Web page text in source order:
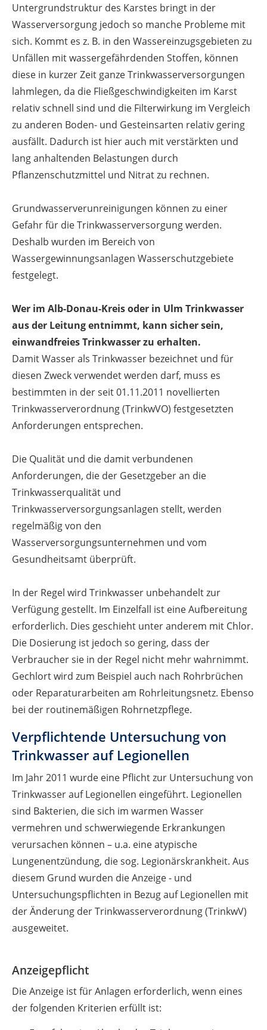
Untergrundstruktur des Karstes bringt in der
Wasserversorgung jedoch so manche Probleme mit
sich. Kommt es z. B. in den Wassereinzugsgebieten zu
Unfällen mit wassergefährdenden Stoffen, können
diese in kurzer Zeit ganze Trinkwasserversorgungen
lahmlegen, da die Fließgeschwindigkeiten im Karst
relativ schnell sind und die Filterwirkung im Vergleich
zu anderen Boden- und Gesteinsarten relativ gering
ausfällt. Dadurch ist hier auch mit verstärkten und
lang anhaltenden Belastungen durch
Pflanzenschutzmittel und Nitrat zu rechnen.
Grundwasserverunreinigungen können zu einer
Gefahr für die Trinkwasserversorgung werden.
Deshalb wurden im Bereich von
Wassergewinnungsanlagen Wasserschutzgebiete
festgelegt.
Wer im Alb-Donau-Kreis oder in Ulm Trinkwasser
aus der Leitung entnimmt, kann sicher sein,
einwandfreies Trinkwasser zu erhalten.
Damit Wasser als Trinkwasser bezeichnet und für
diesen Zweck verwendet werden darf, muss es
bestimmten in der seit 01.11.2011 novellierten
Trinkwasserverordnung (TrinkwVO) festgesetzten
Anforderungen entsprechen.
Die Qualität und die damit verbundenen
Anforderungen, die der Gesetzgeber an die
Trinkwasserqualität und
Trinkwasserversorgungsanlagen stellt, werden
regelmäßig von den
Wasserversorgungsunternehmen und vom
Gesundheitsamt überprüft.
In der Regel wird Trinkwasser unbehandelt zur
Verfügung gestellt. Im Einzelfall ist eine Aufbereitung
erforderlich. Dies geschieht unter anderem mit Chlor.
Die Dosierung ist jedoch so gering, dass der
Verbraucher sie in der Regel nicht mehr wahrnimmt.
Gechlort wird zum Beispiel auch nach Rohrbrüchen
oder Reparaturarbeiten am Rohrleitungsnetz. Ebenso
bei der routinemäßigen Rohrnetzpflege.
Verpflichtende Untersuchung von
Trinkwasser auf Legionellen
Im Jahr 2011 wurde eine Pflicht zur Untersuchung von
Trinkwasser auf Legionellen eingeführt. Legionellen
sind Bakterien, die sich im warmen Wasser
vermehren und schwerwiegende Erkrankungen
verursachen können – u.a. eine atypische
Lungenentzündung, die sog. Legionärskrankheit. Aus
diesem Grund wurden die Anzeige - und
Untersuchungspflichten in Bezug auf Legionellen mit
der Änderung der Trinkwasserverordnung (TrinkwV)
ausgeweitet.
Anzeigepflicht
Die Anzeige ist für Anlagen erforderlich, wenn eines
der folgenden Kriterien erfüllt ist: